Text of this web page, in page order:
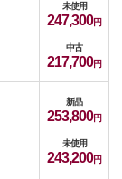
未使用
247,300
中古
217,700
新品
253,800
未使用
243,200